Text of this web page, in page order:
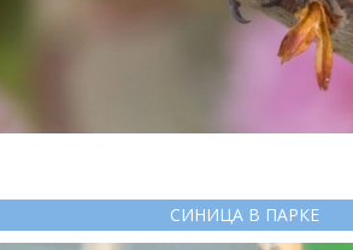
СИНИЦА В ПАРКЕ